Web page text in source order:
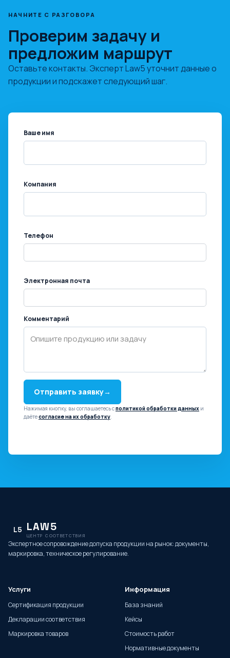
НАЧНИТЕ С РАЗГОВОРА
Проверим задачу и
предложим маршрут
Оставьте контакты. Эксперт Law5 уточнит данные о
продукции и подскажет следующий шаг.
Ваше имя
Компания
Телефон
Электронная почта
Комментарий
Отправить заявку→
Нажимая кнопку, вы соглашаетесь сполитикой обработки данных и
даётесогласие на их обработку.
L5 LAW5
ЦЕНТР СООТВЕТСТВИЯ
Экспертное сопровождение допуска продукции на рынок: документы,
маркировка, техническое регулирование.
Услуги
Сертификация продукции
Декларации соответствия
Маркировка товаров
Информация
База знаний
Кейсы
Стоимость работ
Нормативные документы